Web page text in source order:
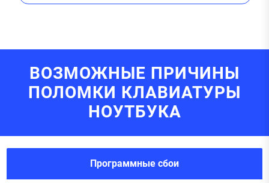
ВОЗМОЖНЫЕ ПРИЧИНЫ
ПОЛОМКИ КЛАВИАТУРЫ
НОУТБУКА
Программные сбои